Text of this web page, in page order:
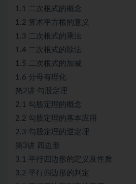
1.1 二次根式的概念
1.2 算术平方根的意义
1.3 二次根式的乘法
1.4 二次根式的除法
1.5 二次根式的加减
1.6 分母有理化
第2讲 勾股定理
2.1 勾股定理的概念
2.2 勾股定理的基本应用
2.3 勾股定理的逆定理
第3讲 四边形
3.1 平行四边形的定义及性质
3.2 平行四边形的判定